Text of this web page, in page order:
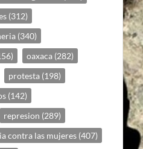
(312)
(340)
oaxaca (282)
protesta (198)
(142)
represion (289)
contra las mujeres (407)